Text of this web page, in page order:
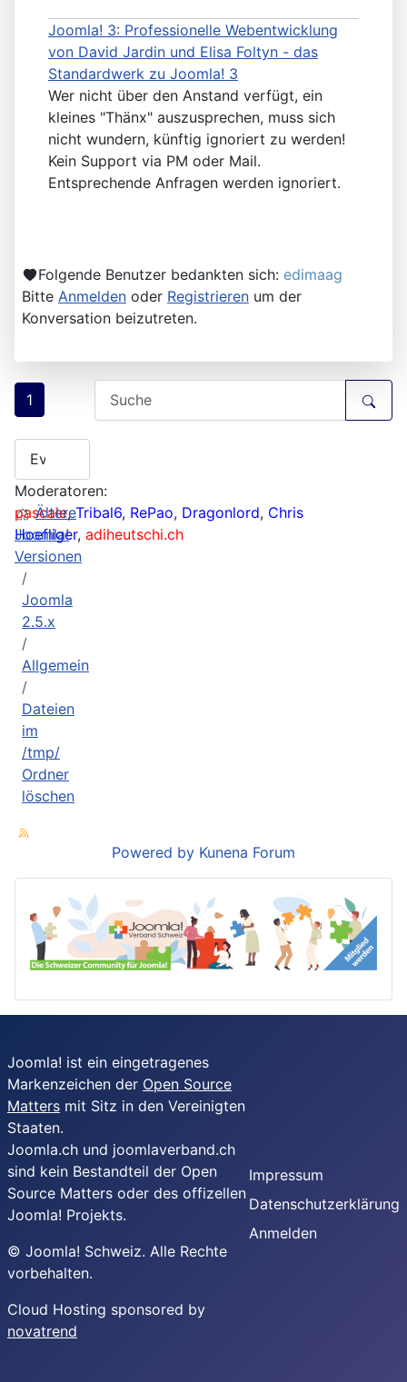
Joomla! 3: Professionelle Webentwicklung
von David Jardin und Elisa Foltyn - das
Standardwerk zu Joomla! 3
Wer nicht über den Anstand verfügt, ein
kleines "Thänx" auszusprechen, muss sich
nicht wundern, künftig ignoriert zu werden!
Kein Support via PM oder Mail.
Entsprechende Anfragen werden ignoriert.
Folgende Benutzer bedankten sich: edimaag
Bitte Anmelden oder Registrieren um der
Konversation beizutreten.
1
Moderatoren:
pascale,Tribal6, RePao, Dragonlord, Chris
Hoefliger, adiheutschi.ch
Ältere
Joomla!
Versionen
Joomla
2.5.x
Allgemein
Dateien
im
/tmp/
Ordner
löschen
Powered by Kunena Forum
Joomla! ist ein eingetragenes
Markenzeichen der Open Source
Matters mit Sitz in den Vereinigten
Staaten.
Joomla.ch und joomlaverband.ch
sind kein Bestandteil der Open
Source Matters oder des offizellen
Joomla! Projekts.
© Joomla! Schweiz. Alle Rechte
vorbehalten.
Cloud Hosting sponsored by
novatrend
Impressum
Datenschutzerklärung
Anmelden